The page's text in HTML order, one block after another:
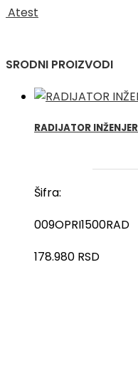
Atest
SRODNI PROIZVODI
RADIJATOR
Šifra:
009OPRI1500RAD
178.980 RSD